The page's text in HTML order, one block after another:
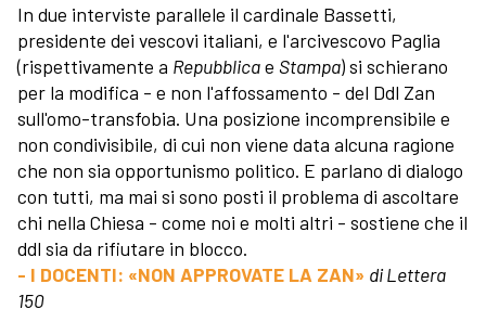
In due interviste parallele il cardinale Bassetti,
presidente dei vescovi italiani, e l'arcivescovo Paglia
(rispettivamente a Repubblicae Stampa) si schierano
per la modifica - e non l'affossamento - del Ddl Zan
sull'omo-transfobia. Una posizione incomprensibile e
non condivisibile, di cui non viene data alcuna ragione
che non sia opportunismo politico. E parlano di dialogo
con tutti, ma mai si sono posti il problema di ascoltare
chi nella Chiesa - come noi e molti altri - sostiene che il
ddl sia da rifiutare in blocco.
- I DOCENTI: «NON APPROVATE LA ZAN» di Lettera
150